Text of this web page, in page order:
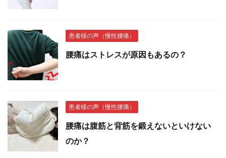
患者様の声（慢性腰痛）
腰痛はストレスが原因もあるの？
患者様の声（慢性腰痛）
腰痛は腹筋と背筋を鍛えないといけない
のか？